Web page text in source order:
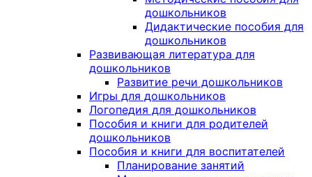
дошкольников
Дидактические пособия для
дошкольников
Развивающая литература для
дошкольников
Развитие речи дошкольников
Игры для дошкольников
Логопедия для дошкольников
Пособия и книги для родителей
дошкольников
Пособия и книги для воспитателей
Планирование занятий